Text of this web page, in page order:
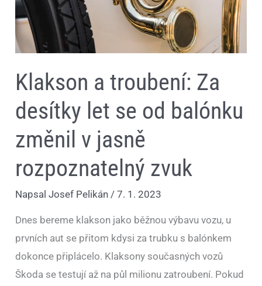
Klakson a troubení: Za
desítky let se od balónku
změnil v jasně
rozpoznatelný zvuk
NapsalJosef Pelikán/7. 1. 2023
Dnes bereme klakson jako běžnou výbavu vozu, u
prvních aut se přitom kdysi za trubku s balónkem
dokonce připlácelo. Klaksony současných vozů
Škoda se testují až na půl milionu zatroubení. Pokud
balónku
změnil
v
jasně
rozpoznatelný
zvuk